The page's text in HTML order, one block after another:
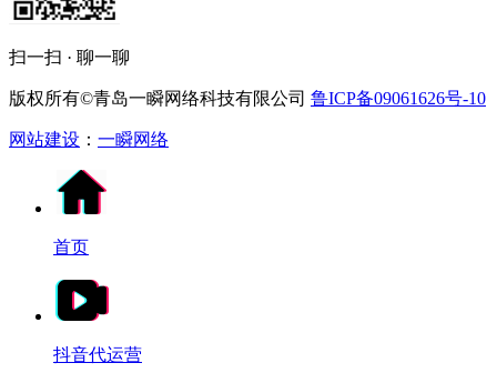
扫一扫 · 聊一聊
版权所有©青岛一瞬网络科技有限公司 鲁ICP备09061626号-10
网站建设 ： 一瞬网络
首页
抖音代运营